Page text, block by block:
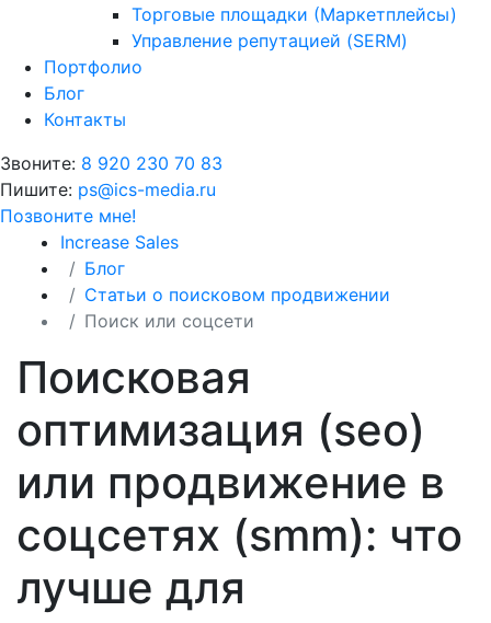
Торговые площадки (Маркетплейсы)
Управление репутацией (SERM)
Портфолио
Блог
Контакты
Звоните: 8 920 230 70 83
Пишите: ps@ics-media.ru
Позвоните мне!
Increase Sales
Блог
Статьи о поисковом продвижении
Поиск или соцсети
Поисковая
оптимизация (seo)
или продвижение в
соцсетях (smm): что
лучше для